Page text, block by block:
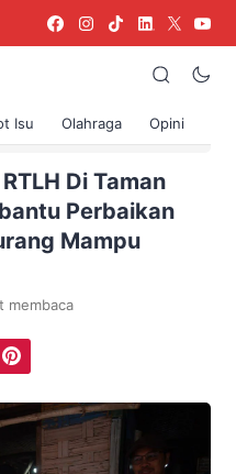
Isu Olahraga Opini
Di Taman
Perbaikan
Mampu
membaca